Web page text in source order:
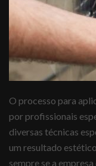
O processo para
por profissionais
diversas técnicas
um resultado
sempre se a